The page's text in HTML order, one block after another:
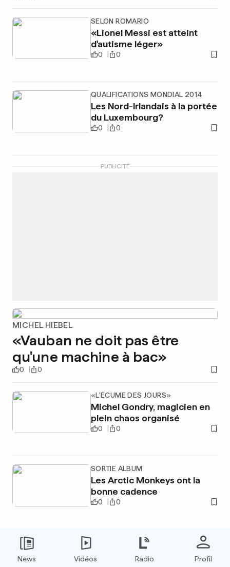
SELON ROMARIO
«Lionel Messi est atteint
d'autisme léger»
0 0
QUALIFICATIONS MONDIAL 2014
Les Nord-Irlandais à la portée
du Luxembourg?
0 0
PUBLICITÉ
MICHEL HIEBEL
«Vauban ne doit pas être
qu'une machine à bac»
0 0
«L'ÉCUME DES JOURS»
Michel Gondry, magicien en
plein chaos organisé
0 0
SORTIE ALBUM
Les Arctic Monkeys ont la
bonne cadence
0 0
News Vidéos Radio Profil